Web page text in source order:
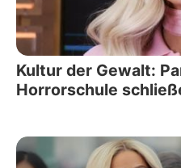
Kultur der Gewalt:
Horrorschule